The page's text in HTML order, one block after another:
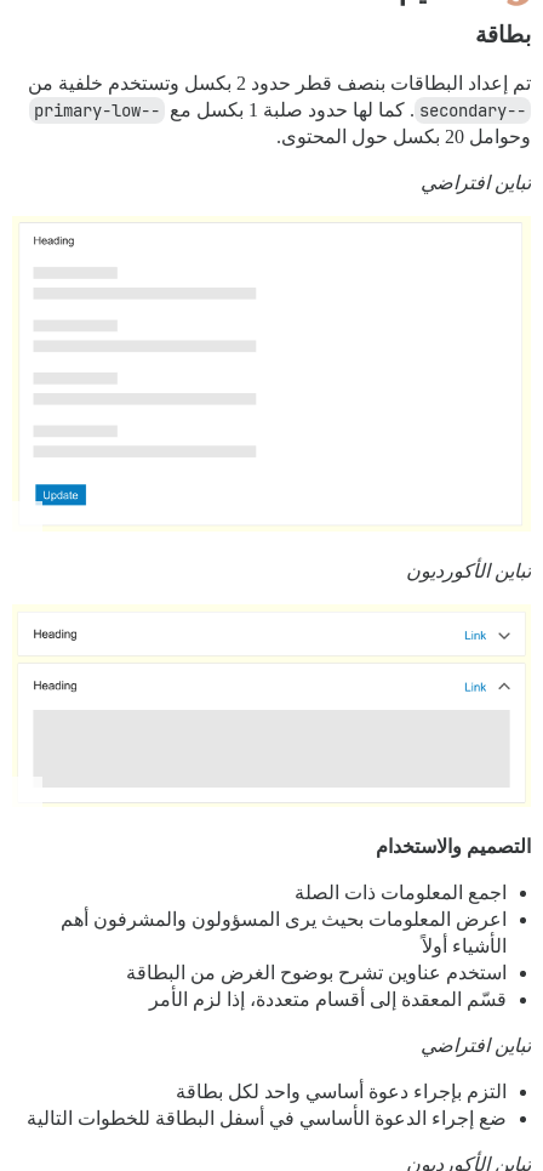
بطاقة
تم إعداد البطاقات بنصف قطر حدود 2 بكسل وتستخدم خلفية من
--secondary . كما لها حدود صلبة 1 بكسل مع --primary-low
وحوامل 20 بكسل حول المحتوى.
تباين افتراضي
تباين الأكورديون
التصميم والاستخدام
اجمع المعلومات ذات الصلة
اعرض المعلومات بحيث يرى المسؤولون والمشرفون أهم
الأشياء أولاً
استخدم عناوين تشرح بوضوح الغرض من البطاقة
قسّم المعقدة إلى أقسام متعددة، إذا لزم الأمر
تباين افتراضي
التزم بإجراء دعوة أساسي واحد لكل بطاقة
ضع إجراء الدعوة الأساسي في أسفل البطاقة للخطوات التالية
تباين الأكورديون